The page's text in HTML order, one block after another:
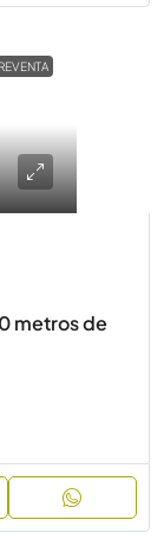
REVENTA
metros de